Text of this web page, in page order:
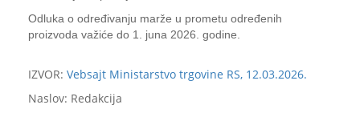
Odluka o određivanju marže u prometu određenih
proizvoda važiće do 1. juna 2026. godine.
IZVOR: Vebsajt Ministarstvo trgovine RS, 12.03.2026.
Naslov: Redakcija